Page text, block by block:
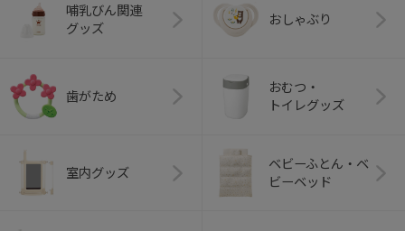
哺乳びん関連
グッズ
おしゃぶり
歯がため
おむつ・
トイレグッズ
室内グッズ
ベビーふとん・ベ
ビーベッド